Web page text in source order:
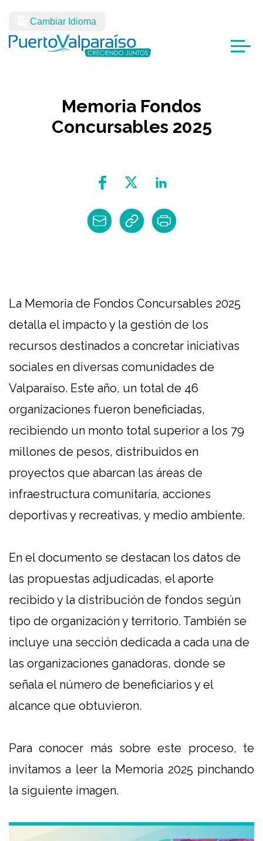
Cambiar Idioma
Memoria Fondos
Concursables 2025
La Memoria de Fondos Concursables 2025
detalla el impacto y la gestión de los
recursos destinados a concretar iniciativas
sociales en diversas comunidades de
Valparaíso. Este año, un total de 46
organizaciones fueron beneficiadas,
recibiendo un monto total superior a los 79
millones de pesos, distribuidos en
proyectos que abarcan las áreas de
infraestructura comunitaria, acciones
deportivas y recreativas, y medio ambiente.
En el documento se destacan los datos de
las propuestas adjudicadas, el aporte
recibido y la distribución de fondos según
tipo de organización y territorio. También se
incluye una sección dedicada a cada una de
las organizaciones ganadoras, donde se
señala el número de beneficiarios y el
alcance que obtuvieron.
Para conocer más sobre este proceso, te
invitamos a leer la Memoria 2025 pinchando
la siguiente imagen.